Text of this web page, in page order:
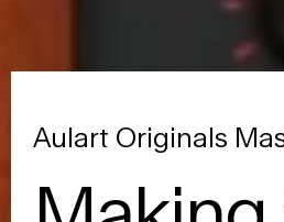
Aulart Originals